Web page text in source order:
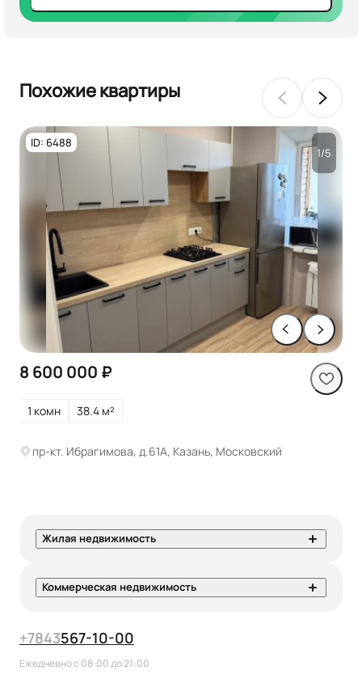
Похожие квартиры
ID: 6488
1/5
8 600 000 ₽
1 комн 38.4 м²
пр-кт. Ибрагимова, д.61А, Казань, Московский
Жилая недвижимость
Коммерческая недвижимость
+7843567-10-00
Ежедневно с 08:00 до 21:00